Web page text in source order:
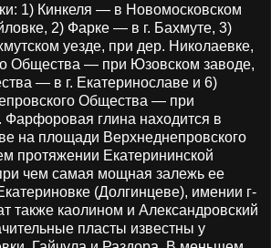
1) Кинкеля — в Новомосковском
2) Фарке — в г. Бахмуте, 3)
уезде, при дер. Николаевке,
Общества — при Юзовском заводе,
— в г. Екатеринославе и 6)
Общества — при
Фарфоровая глина находится в
на площади Верхнеднепровского
протяжении Екатерининской
чем самая мощная залежь ее
(Долгинцеве), имении г-
также каолином и Александровский
пласты известны у